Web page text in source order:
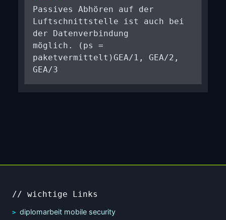
Passives Abhören auf der
Luftschnittstelle ist auch bei
der Datenverbindung
möglich. (ps =
paketvermittelt)GEA/1, GEA/2,
GEA/3
// wichtige Links
diplomarbeit mobile security